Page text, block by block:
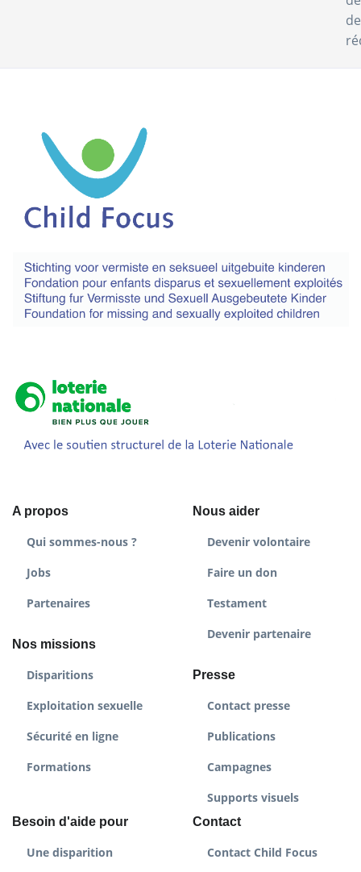
A propos
Qui sommes-nous ?
Jobs
Partenaires
Nos missions
Disparitions
Exploitation sexuelle
Sécurité en ligne
Formations
Nous aider
Devenir volontaire
Faire un don
Testament
Devenir partenaire
Presse
Contact presse
Publications
Campagnes
Supports visuels
Besoin d'aide pour
Une disparition
Contact
Contact Child Focus